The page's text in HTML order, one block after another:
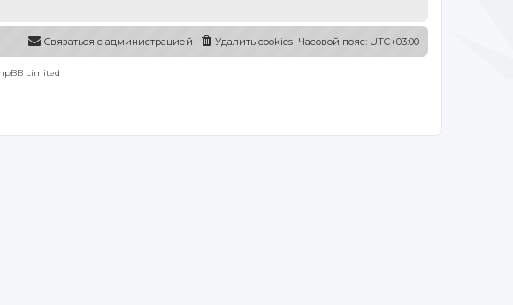
Часовой пояс: UTC+03:00
Удалить cookies
Связаться с администрацией
Limited